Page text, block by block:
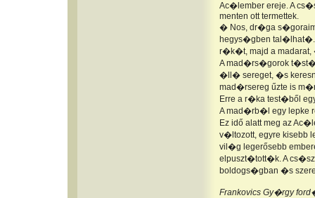
Ac�lember ereje. A
menten ott termettek.
� Nos, dr�ga
hegys�gben tal�lhat�.
r�k�t, majd a
A mad�rs�gorok
�ll� sereget, �s
mad�rsereg űzte is
Erre a r�ka test�ből
A mad�rb�l egy lepke
Ez idő alatt meg az
v�ltozott, egyre kisebb
vil�g legerősebb
elpuszt�tott�k. A
boldogs�gban �s
Frankovics Gy�rgy